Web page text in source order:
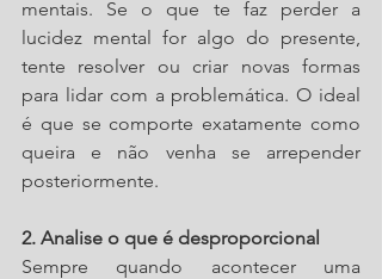
mentais. Se o que te faz perder a
lucidez mental for algo do presente,
tente resolver ou criar novas formas
para lidar com a problemática. O ideal
é que se comporte exatamente como
queira e não venha se arrepender
posteriormente.
2. Analise o que é desproporcional
Sempre quando acontecer uma